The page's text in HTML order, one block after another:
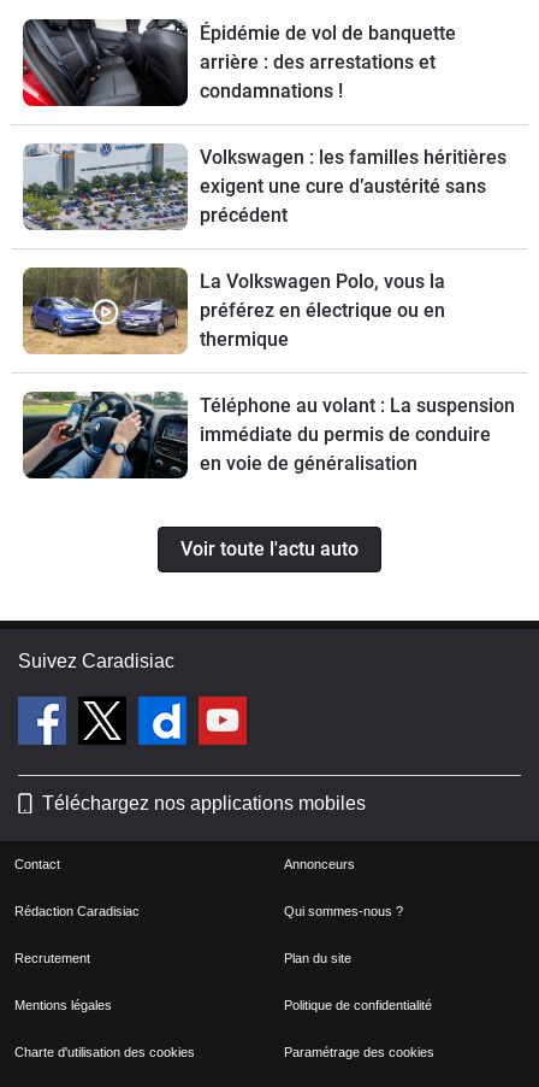
Épidémie de vol de banquette
arrière : des arrestations et
condamnations !
Volkswagen : les familles héritières
exigent une cure d’austérité sans
précédent
La Volkswagen Polo, vous la
préférez en électrique ou en
thermique
Téléphone au volant : La suspension
immédiate du permis de conduire
en voie de généralisation
Voir toute l'actu auto
Suivez Caradisiac
Téléchargez nos applications mobiles
Contact Annonceurs
Rédaction Caradisiac Qui sommes-nous ?
Recrutement Plan du site
Mentions légales Politique de confidentialité
Charte d'utilisation des cookies Paramétrage des cookies